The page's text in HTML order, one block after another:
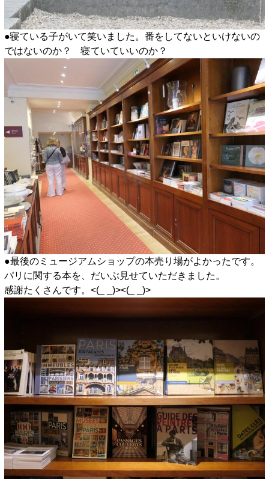
●寝ている子がいて笑いました。番をしてないといけないの
ではないのか？ 寝ていていいのか？
●最後のミュージアムショップの本売り場がよかったです。
パリに関する本を、だいぶ見せていただきました。
感謝たくさんです。<(_ _)><(_ _)>